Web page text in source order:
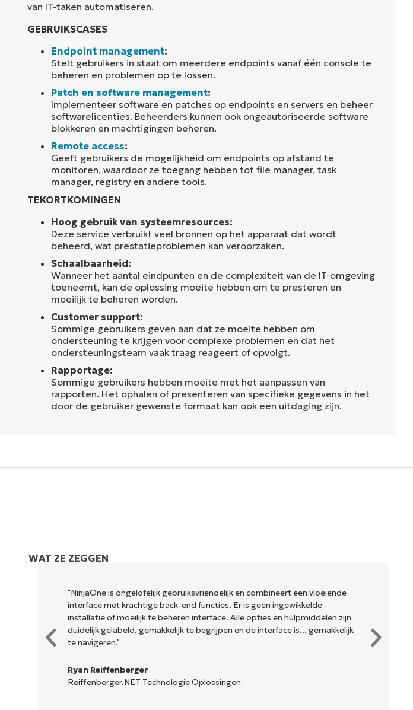
van IT-taken automatiseren.
GEBRUIKSCASES
Endpoint management:
Stelt gebruikers in staat om meerdere endpoints vanaf één console te
beheren en problemen op te lossen.
Patch en software management:
Implementeer software en patches op endpoints en servers en beheer
softwarelicenties. Beheerders kunnen ook ongeautoriseerde software
blokkeren en machtigingen beheren.
Remote access:
Geeft gebruikers de mogelijkheid om endpoints op afstand te
monitoren, waardoor ze toegang hebben tot file manager, task
manager, registry en andere tools.
TEKORTKOMINGEN
Hoog gebruik van systeemresources:
Deze service verbruikt veel bronnen op het apparaat dat wordt
beheerd, wat prestatieproblemen kan veroorzaken.
Schaalbaarheid:
Wanneer het aantal eindpunten en de complexiteit van de IT-omgeving
toeneemt, kan de oplossing moeite hebben om te presteren en
moeilijk te beheren worden.
Customer support:
Sommige gebruikers geven aan dat ze moeite hebben om
ondersteuning te krijgen voor complexe problemen en dat het
ondersteuningsteam vaak traag reageert of opvolgt.
Rapportage:
Sommige gebruikers hebben moeite met het aanpassen van
rapporten. Het ophalen of presenteren van specifieke gegevens in het
door de gebruiker gewenste formaat kan ook een uitdaging zijn.
WAT ZE ZEGGEN
"NinjaOne is ongelofelijk gebruiksvriendelijk en combineert een vloeiende
interface met krachtige back-end functies. Er is geen ingewikkelde
installatie of moeilijk te beheren interface. Alle opties en hulpmiddelen zijn
duidelijk gelabeld, gemakkelijk te begrijpen en de interface is... gemakkelijk
te navigeren."
Ryan Reiffenberger
Reiffenberger.NET Technologie Oplossingen